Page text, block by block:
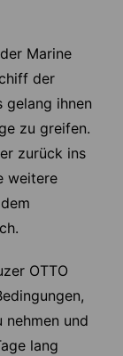
Marine
der
gelang ihnen
zu greifen.
zurück ins
weitere
OTTO
nehmen und
lang